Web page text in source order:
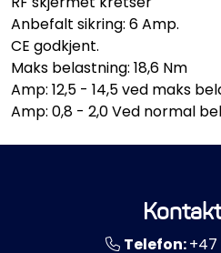
Anbefalt sikring: 6 Amp.
CE godkjent.
Maks belastning: 18,6 Nm
Amp: 12,5 - 14,5 ved maks
Amp: 0,8 - 2,0 Ved normal
Telefon:+47